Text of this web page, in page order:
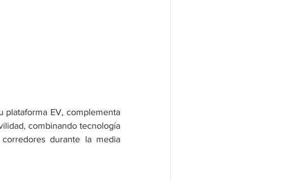
EV, complementa
combinando tecnología
durante la media